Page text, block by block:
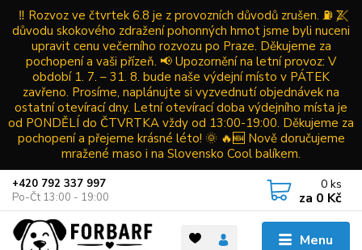
‼️ Rozvoz ve čtvrtek 6.8 je z provozních důvodů zrušen. ⛽ Z
důvodu skokového zdražení pohonných hmot jsme byli nuceni
upravit cenu večerního rozvozu po Praze. Děkujeme za
pochopení a vaši přízeň. 📢 Upozornění na letní provoz: V
období 1. 7. – 31. 8. bude naše výdejní místo v PÁTEK
zavřeno. Prosíme, naplánujte si vyzvednutí objednávek na
ostatní otevírací dny. Letní otevírací doba výdejního místa je
od PONDĚLÍ do ČTVRTKA vždy od 13:00-19:00. Děkujeme za
pochopení a přejeme krásné léto! 🌞 🔥🆕 Nově doručujeme
mražené maso i na Slovensko Cool balíkem.
Menu
+420 792 337 997
Po-Čt 13:00 - 19:00
0 ks
za 0 Kč